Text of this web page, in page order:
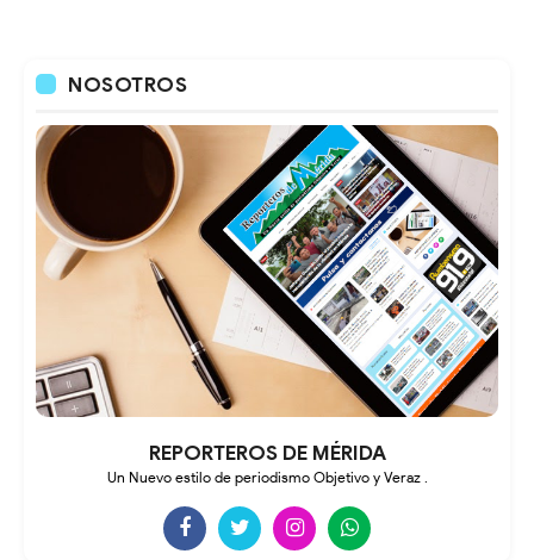
NOSOTROS
REPORTEROS DE MÉRIDA
Un Nuevo estilo de periodismo Objetivo y Veraz .